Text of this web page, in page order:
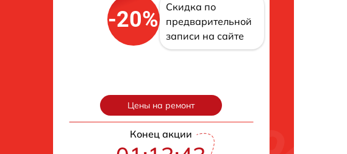
-20%
Скидка по
предварительной
записи на сайте
Цены на ремонт
Конец акции